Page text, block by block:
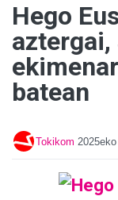
Hego
aztergai,
batean
Tokikom